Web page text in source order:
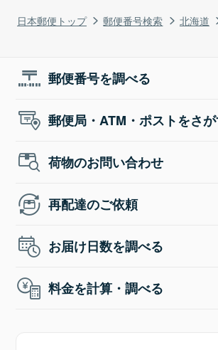
日本郵便トップ 郵便番号検索 北海道
郵便番号を調べる
郵便局・ATM・ポストをさ
荷物のお問い合わせ
再配達のご依頼
お届け日数を調べる
料金を計算・調べる